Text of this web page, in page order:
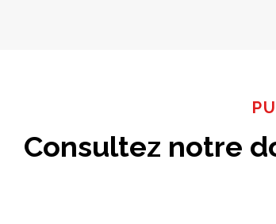
Consultez notre